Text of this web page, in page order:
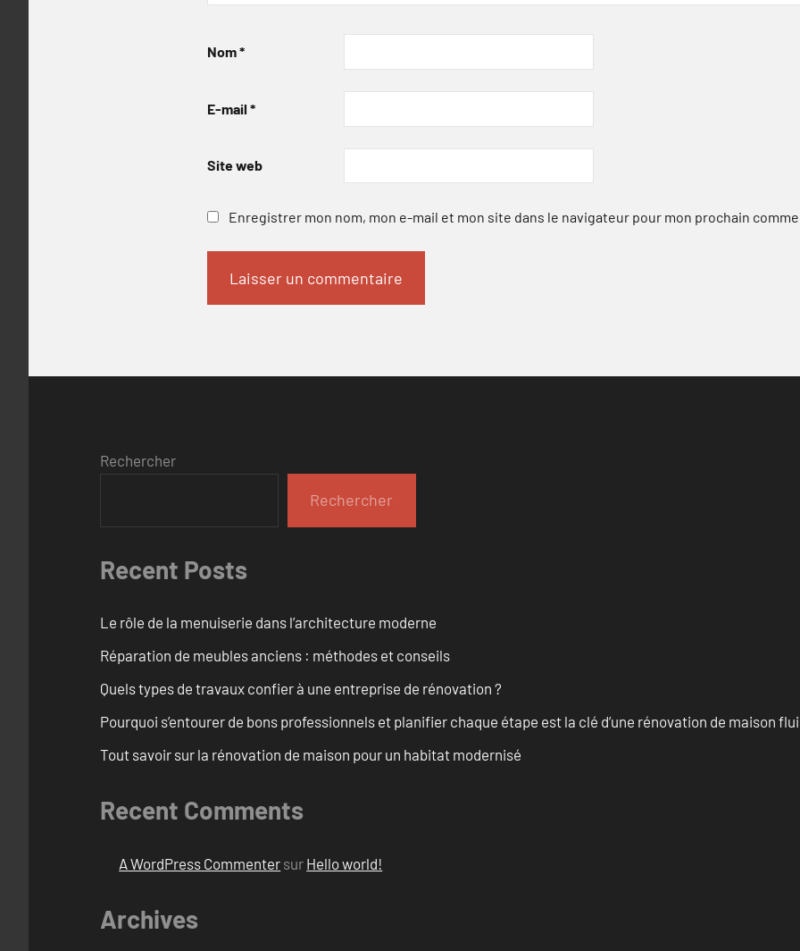
Nom*
E-mail *
Site web
Enregistrer mon nom, mon e-mail et mon site dans le navigateur pour mon prochain
Rechercher
Rechercher
Recent Posts
Le rôle de la menuiserie dans l’architecture moderne
Réparation de meubles anciens : méthodes et conseils
Quels types de travaux confier à une entreprise de rénovation ?
Pourquoi s’entourer de bons professionnels et planifier chaque étape est la clé d’une rénovation de maison
Tout savoir sur la rénovation de maison pour un habitat modernisé
Recent Comments
A WordPress Commenter sur Hello world!
Archives